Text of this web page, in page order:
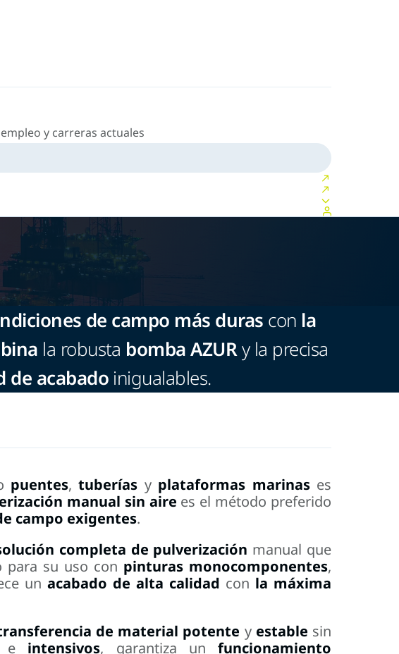
y carreras actuales
de campo más duras con la
la robusta bomba AZURy la precisa
de acabado inigualables.
puentes,tuberías y plataformas marinas es
manual sin aire es el método preferido
campo exigentes.
completa de pulverización manual que
para su uso con pinturas monocomponentes,
un acabado de alta calidad con la máxima
de material potente y estable sin
intensivos, garantiza unfuncionamiento